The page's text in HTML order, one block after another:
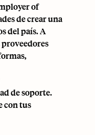
of
de crear una
del país. A
de soporte.
con tus